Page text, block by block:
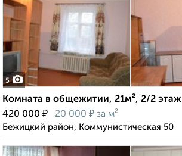
5
Комната в общежитии, 21м², 2/2 этаж
420 000 ₽ 20 000 ₽ за м²
Бежицкий район, Коммунистическая 50